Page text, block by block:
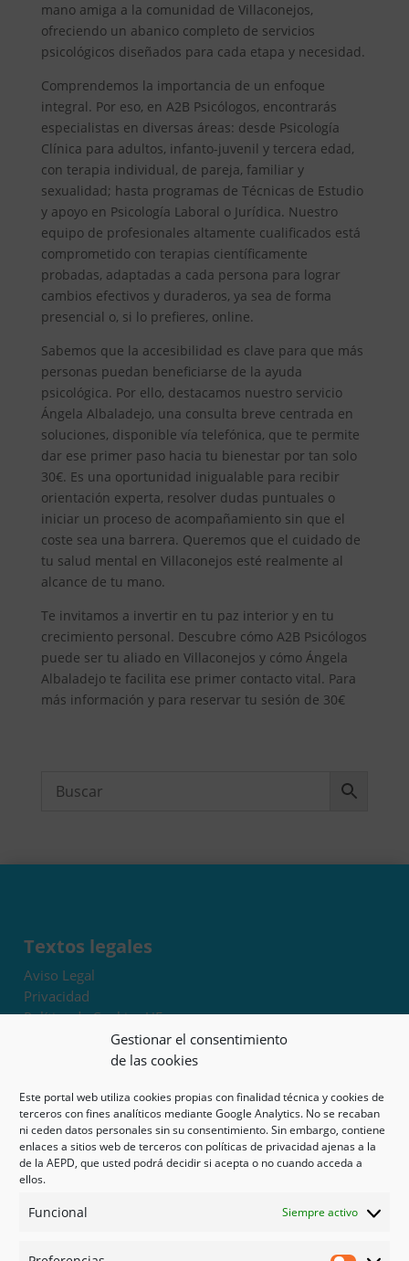
Gestionar el consentimiento
de las cookies
Este portal web utiliza cookies propias con finalidad técnica y cookies de
terceros con fines analíticos mediante Google Analytics. No se recaban
ni ceden datos personales sin su consentimiento. Sin embargo, contiene
enlaces a sitios web de terceros con políticas de privacidad ajenas a la
de la AEPD, que usted podrá decidir si acepta o no cuando acceda a
ellos.
Funcional Siempre activo
mano amiga a la comunidad de Villaconejos,
ofreciendo un abanico completo de servicios
psicológicos diseñados para cada etapa y necesidad.
Comprendemos la importancia de un enfoque
integral. Por eso, en A2B Psicólogos, encontrarás
especialistas en diversas áreas: desde Psicología
Clínica para adultos, infanto-juvenil y tercera edad,
con terapia individual, de pareja, familiar y
sexualidad; hasta programas de Técnicas de Estudio
y apoyo en Psicología Laboral o Jurídica. Nuestro
equipo de profesionales altamente cualificados está
comprometido con terapias científicamente
probadas, adaptadas a cada persona para lograr
cambios efectivos y duraderos, ya sea de forma
presencial o, si lo prefieres, online.
Sabemos que la accesibilidad es clave para que más
personas puedan beneficiarse de la ayuda
psicológica. Por ello, destacamos nuestro servicio
Ángela Albaladejo, una consulta breve centrada en
soluciones, disponible vía telefónica, que te permite
dar ese primer paso hacia tu bienestar por tan solo
30€. Es una oportunidad inigualable para recibir
orientación experta, resolver dudas puntuales o
iniciar un proceso de acompañamiento sin que el
coste sea una barrera. Queremos que el cuidado de
tu salud mental en Villaconejos esté realmente al
alcance de tu mano.
Te invitamos a invertir en tu paz interior y en tu
crecimiento personal. Descubre cómo A2B Psicólogos
puede ser tu aliado en Villaconejos y cómo Ángela
Albaladejo te facilita ese primer contacto vital. Para
más información y para reservar tu sesión de 30€
Textos legales
Aviso Legal
Privacidad
Política de Cookies UE
Términos y condiciones
Exoneración de responsabilidad
Mapa del sitio
Mi cuenta
Tienda
Psicología en Murcia
Guías